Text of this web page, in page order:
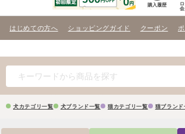
購入履歴
会
はじめての方へ ショッピングガイド クーポン
犬カテゴリ一覧 犬ブランド一覧 猫カテゴリ一覧 猫ブランド